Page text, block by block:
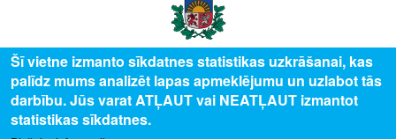
© 2025 Valsts izglītības attīstības aģentūra, publicētā satura visas tiesības
Šī vietne izmanto sīkdatnes statistikas uzkrāšanai, kas
palīdz mums analizēt lapas apmeklējumu un uzlabot tās
darbību. Jūs varat ATĻAUT vai NEATĻAUT izmantot
statistikas sīkdatnes.